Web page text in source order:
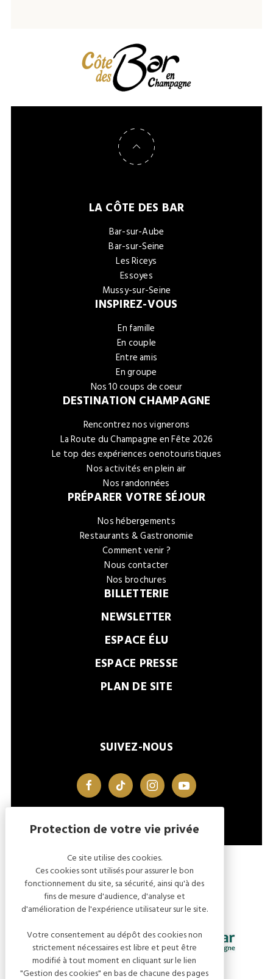
LA CÔTE DES BAR
Bar-sur-Aube
Bar-sur-Seine
Les Riceys
Essoyes
Mussy-sur-Seine
INSPIREZ-VOUS
En famille
En couple
Entre amis
En groupe
Nos 10 coups de coeur
DESTINATION CHAMPAGNE
Rencontrez nos vignerons
La Route du Champagne en Fête 2026
Le top des expériences oenotouristiques
Nos activités en plein air
Nos randonnées
PRÉPARER VOTRE SÉJOUR
Nos hébergements
Restaurants & Gastronomie
Comment venir ?
Nous contacter
Nos brochures
BILLETTERIE
NEWSLETTER
ESPACE ÉLU
ESPACE PRESSE
PLAN DE SITE
SUIVEZ-NOUS
facebooktiktok instagramyoutube
Retour en haut de page
MENTIONS LÉGALES GESTION DES COOKIES
Ce site utilise des cookies.
Ces cookies sont utilisés pour assurer le bon
fonctionnement du site, sa sécurité, ainsi qu'à des
fins de mesure d'audience, d'analyse et
d'amélioration de l'expérience utilisateur sur le site.
Votre consentement au dépôt des cookies non
strictement nécessaires est libre et peut être
modifié à tout moment en cliquant sur le lien
"Gestion des cookies" en bas de chacune des pages